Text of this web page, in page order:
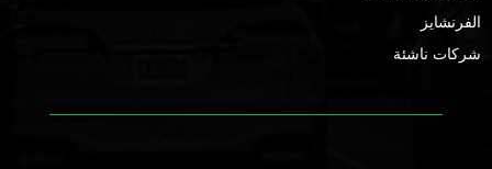
الفرنشايز
شركات ناشئة